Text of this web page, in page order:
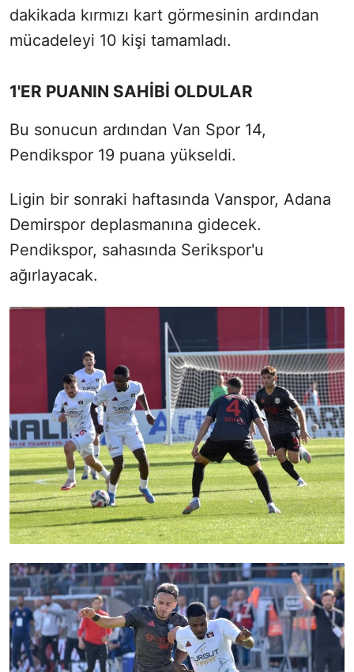
dakikada kırmızı kart görmesinin ardından
mücadeleyi 10 kişi tamamladı.
1'ER PUANIN SAHİBİ OLDULAR
Bu sonucun ardından Van Spor 14,
Pendikspor 19 puana yükseldi.
Ligin bir sonraki haftasında Vanspor, Adana
Demirspor deplasmanına gidecek.
Pendikspor, sahasında Serikspor'u
ağırlayacak.